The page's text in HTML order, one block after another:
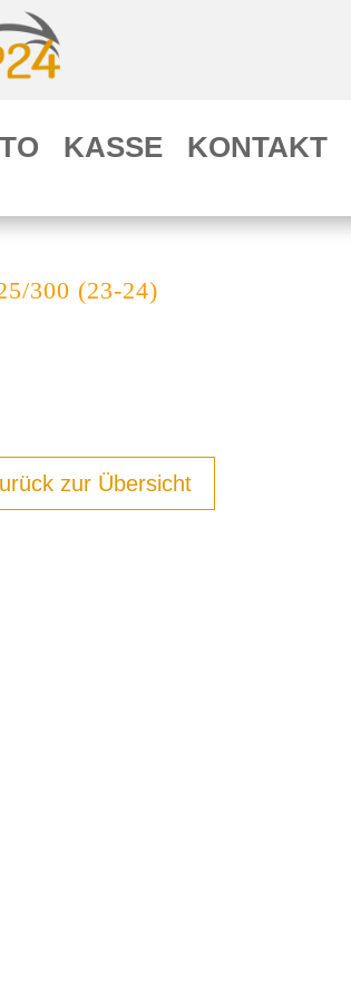
KASSE KONTAKT
300 (23-24)
zur Übersicht